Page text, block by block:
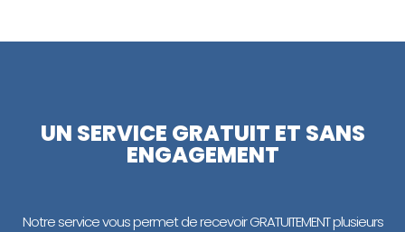
UN SERVICE GRATUIT ET SANS
ENGAGEMENT
Notre service vous permet de recevoir GRATUITEMENT plusieurs